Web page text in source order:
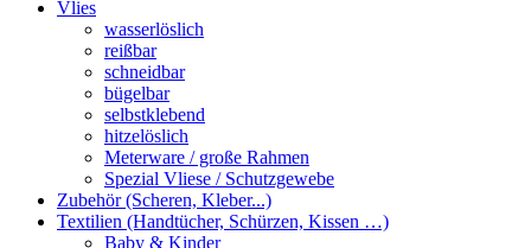
Vlies
wasserlöslich
reißbar
schneidbar
bügelbar
selbstklebend
hitzelöslich
Meterware / große Rahmen
Spezial Vliese / Schutzgewebe
Zubehör (Scheren, Kleber...)
Textilien (Handtücher, Schürzen, Kissen …)
Baby & Kinder